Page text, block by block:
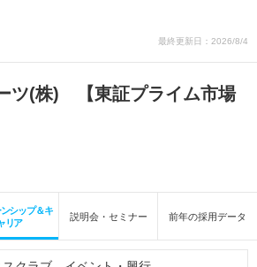
最終更新日：2026/8/4
ツ(株) 【東証プライム市場
シップ＆キ
リア
説明会・セミナー 前年の採用データ